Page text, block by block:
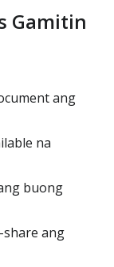
Gamitin
ang
na
buong
share ang